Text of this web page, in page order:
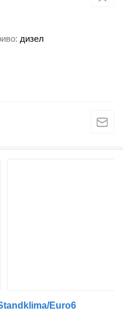
дизел
Euro6